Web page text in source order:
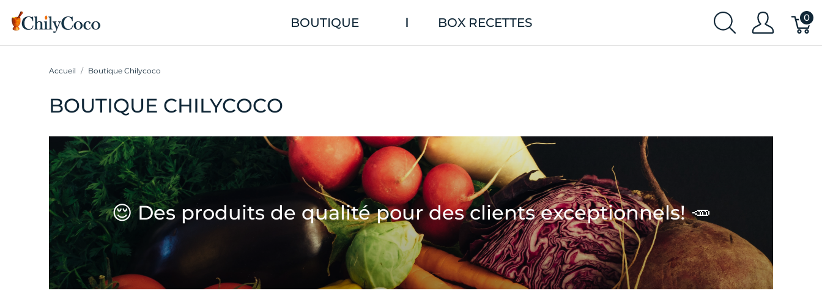
BOUTIQUE | BOX RECETTES 0
Accueil Boutique Chilycoco
BOUTIQUE CHILYCOCO
😌 Des produits de qualité pour des clients exceptionnels! 🥕